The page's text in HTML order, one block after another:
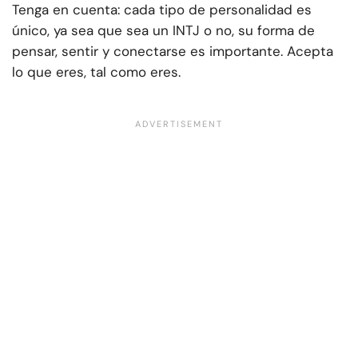
Tenga en cuenta: cada tipo de personalidad es
único, ya sea que sea un INTJ o no, su forma de
pensar, sentir y conectarse es importante. Acepta
lo que eres, tal como eres.